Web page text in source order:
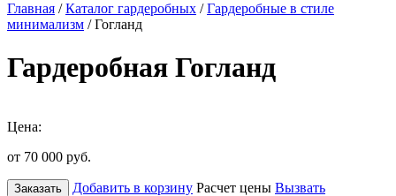
Главная /Каталог гардеробных /Гардеробные в стиле
минимализм / Гогланд
Гардеробная Гогланд
Цена:
от 70 000 руб.
Заказать Добавить в корзину Расчет цены Вызвать